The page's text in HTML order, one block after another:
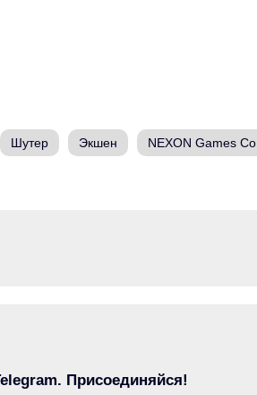
Шутер Экшен NEXON Games Co
Присоединяйся!